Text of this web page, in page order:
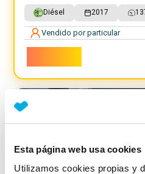
Esta página web usa cookies
Utilizamos cookies propias y
Diésel 2017
Vendido por particular